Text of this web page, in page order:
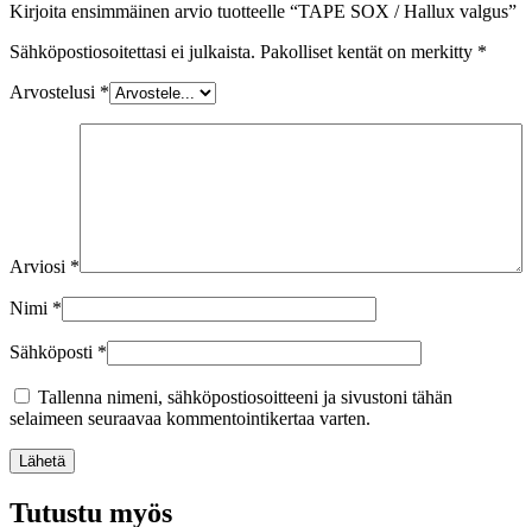
Kirjoita ensimmäinen arvio tuotteelle “TAPE SOX / Hallux valgus”
Sähköpostiosoitettasi ei julkaista. Pakolliset kentät on merkitty *
Arvostelusi *
Arviosi *
Nimi *
Sähköposti *
Tallenna nimeni, sähköpostiosoitteeni ja sivustoni tähän
selaimeen seuraavaa kommentointikertaa varten.
Lähetä
Tutustu myös